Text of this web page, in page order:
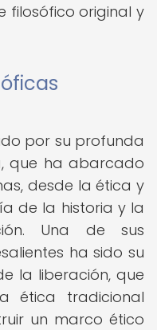
filosófico original y
por su profunda
que ha abarcado
desde la ética y
de la historia y la
Una de sus
ha sido su
la liberación, que
tradicional
un marco ético